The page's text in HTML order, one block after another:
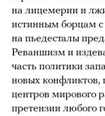
на лицемерии и
истинным борцам с
на пьедесталы
Реваншизм и
часть политики
новых
центров мирового
претензии любого